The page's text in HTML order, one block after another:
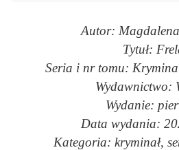
Autor:
Tytuł:
Seria i nr tomu:
Wydawnictwo:
Wydanie:
Data wydania:
Kategoria: kryminał,